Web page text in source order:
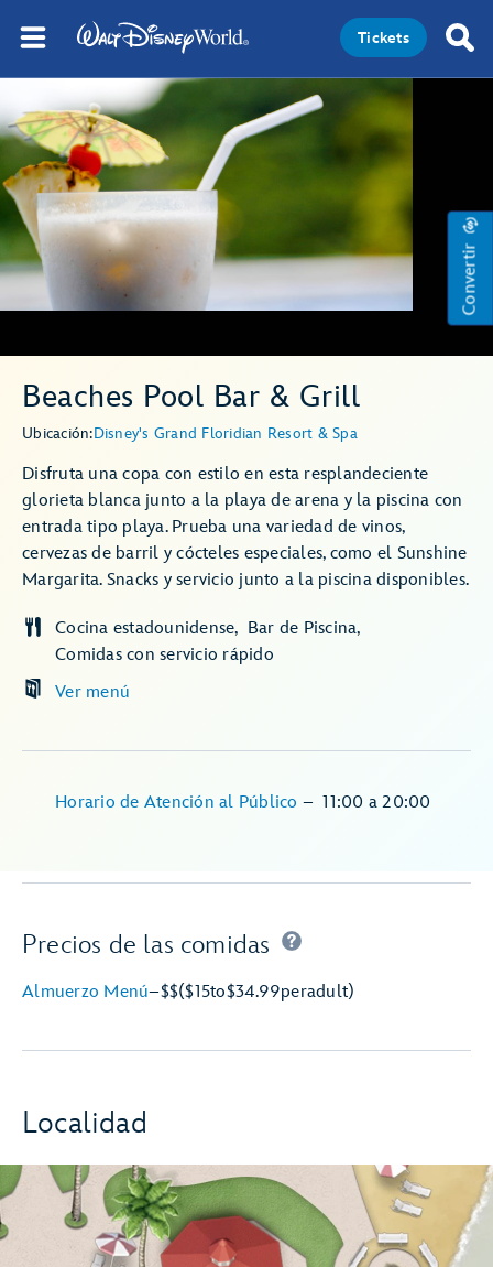
Tickets
Convertir
Beaches Pool Bar & Grill
Ubicación:Disney's Grand Floridian Resort & Spa
Disfruta una copa con estilo en esta resplandeciente
glorieta blanca junto a la playa de arena y la piscina con
entrada tipo playa. Prueba una variedad de vinos,
cervezas de barril y cócteles especiales, como el Sunshine
Margarita. Snacks y servicio junto a la piscina disponibles.
Ver menú
Cocina estadounidense
Bar de Piscina
Comidas con servicio rápido
Horario de Atención al Público –11:00 a 20:00
Precios de las comidas
Almuerzo Menú–$$($15to$34.99peradult)
Localidad